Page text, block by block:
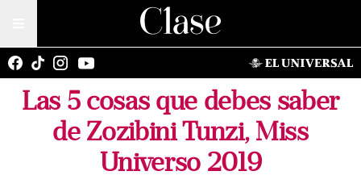
Las 5 cosas que debes saber
de Zozibini Tunzi, Miss
Universo 2019